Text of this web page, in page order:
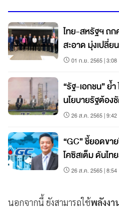
ไทย-สหรัฐฯ ถ
สะอาด มุ่งเปลี่ย
01 ก.ย. 2565 | 3:08
“รัฐ-เอกชน” ย้
นโยบายรัฐต้อง
26 ส.ค. 2565 | 9:42
“GC” ชี้ยอดขา
โคซิสเต็ม ดันไท
26 ส.ค. 2565 | 8:54
นอกจากนี้ ยังสามารถใช้พลังงา